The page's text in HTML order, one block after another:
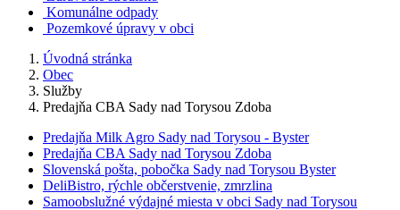
Komunálne odpady
Pozemkové úpravy v obci
Úvodná stránka
Obec
Služby
Predajňa CBA Sady nad Torysou Zdoba
Predajňa Milk Agro Sady nad Torysou - Byster
Predajňa CBA Sady nad Torysou Zdoba
Slovenská pošta, pobočka Sady nad Torysou Byster
DeliBistro, rýchle občerstvenie, zmrzlina
Samoobslužné výdajné miesta v obci Sady nad Torysou